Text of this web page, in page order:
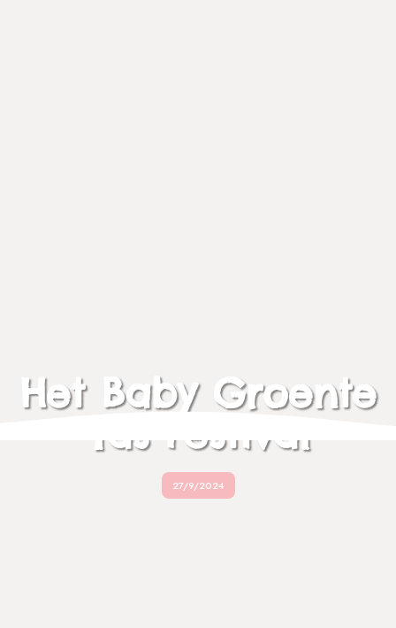
Het Baby Groente
Tas Festival
27/9/2024